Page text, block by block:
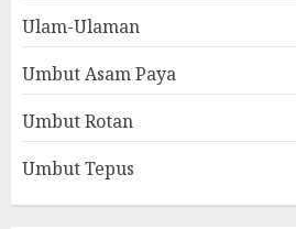
Ulam-Ulaman
Umbut Asam Paya
Umbut Rotan
Umbut Tepus